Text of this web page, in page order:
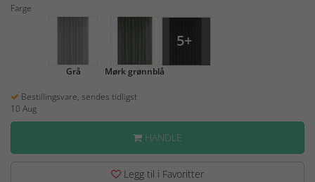
Farge
Grå Mørk grønnblå
5+
Bestillingsvare, sendes tidligst
10 Aug
HANDLE
Legg til i Favoritter